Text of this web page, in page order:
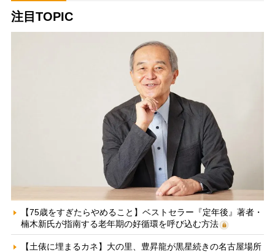
注目TOPIC
【75歳をすぎたらやめること】ベストセラー『定年後』著者・
楠木新氏が指南する老年期の好循環を呼び込む方法
【土俵に埋まるカネ】大の里、豊昇龍が黒星続きの名古屋場所